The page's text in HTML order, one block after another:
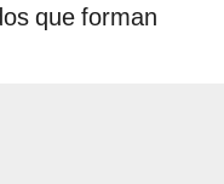
que forman